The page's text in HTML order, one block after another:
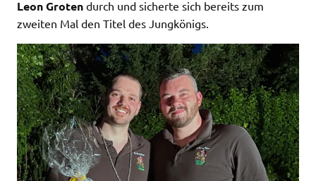
Leon Groten durch und sicherte sich bereits zum
zweiten Mal den Titel des Jungkönigs.